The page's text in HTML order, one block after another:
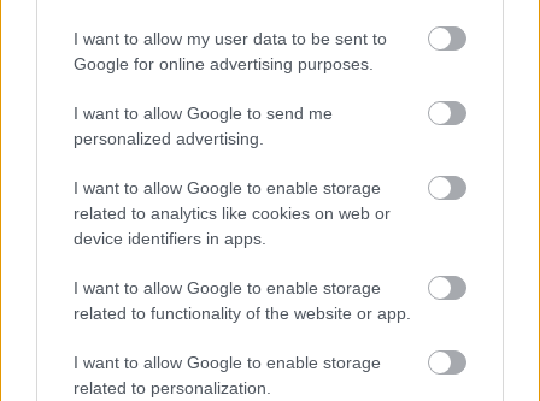
I want to allow my user data to be sent to
Google for online advertising purposes.
I want to allow Google to send me
personalized advertising.
I want to allow Google to enable storage
related to analytics like cookies on web or
device identifiers in apps.
I want to allow Google to enable storage
related to functionality of the website or app.
I want to allow Google to enable storage
related to personalization.
Kele Okereke, a mellesleg Szigeten is fellépő Bloc
Party frontembere elárulta, hogy semmi konkrét
terve nincs a zenekarának a jövőre nézve. "Nem ...
Jack Bruce-t meg akaják ölni
lánggitár 2009. július 31.